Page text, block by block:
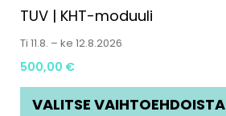
TUV | KHT-moduuli
Ti 11.8. – ke 12.8.2026
500,00 €
VALITSE VAIHTOEHDOISTA